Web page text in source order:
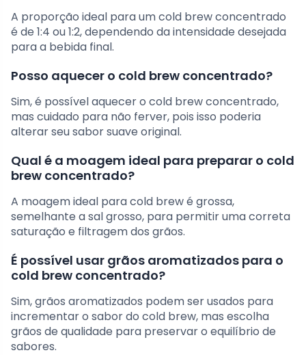
A proporção ideal para um cold brew concentrado
é de 1:4 ou 1:2, dependendo da intensidade desejada
para a bebida final.
Posso aquecer o cold brew concentrado?
Sim, é possível aquecer o cold brew concentrado,
mas cuidado para não ferver, pois isso poderia
alterar seu sabor suave original.
Qual é a moagem ideal para preparar o cold
brew concentrado?
A moagem ideal para cold brew é grossa,
semelhante a sal grosso, para permitir uma correta
saturação e filtragem dos grãos.
É possível usar grãos aromatizados para o
cold brew concentrado?
Sim, grãos aromatizados podem ser usados para
incrementar o sabor do cold brew, mas escolha
grãos de qualidade para preservar o equilíbrio de
sabores.